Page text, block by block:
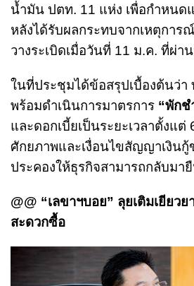
น้ำมัน ปตท. 11 แห่ง เพื่อกำหนด
หลังได้รับผลกระทบจากเหตุการ
วางระเบิดเมื่อวันที่ 11 ม.ค. ที่ผ่า
ในที่ประชุมได้ข้อสรุปเบื้องต้นว่
พร้อมดำเนินการมาตรการ “พักช
และดอกเบี้ยเป็นระยะเวลาตั้งแต่
ศักยภาพและเงื่อนไขสัญญาเงินกู้
ประคองให้ธุรกิจสามารถกลับมา
@@ “เลขาฯบอย” ลุยเติมเยียว
สะดวกซื้อ